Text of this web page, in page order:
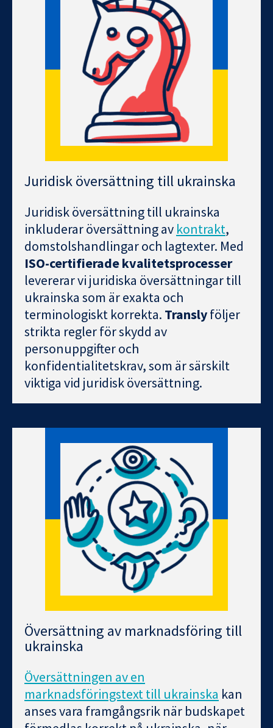
Juridisk översättning till ukrainska
Juridisk översättning till ukrainska
inkluderar översättning av kontrakt,
domstolshandlingar och lagtexter. Med
ISO-certifierade kvalitetsprocesser
levererar vi juridiska översättningar till
ukrainska som är exakta och
terminologiskt korrekta. Translyföljer
strikta regler för skydd av
personuppgifter och
konfidentialitetskrav, som är särskilt
viktiga vid juridisk översättning.
Översättning av marknadsföring till
ukrainska
Översättningen av en
marknadsföringstext till ukrainska kan
anses vara framgångsrik när budskapet